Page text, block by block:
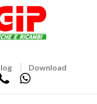
Download